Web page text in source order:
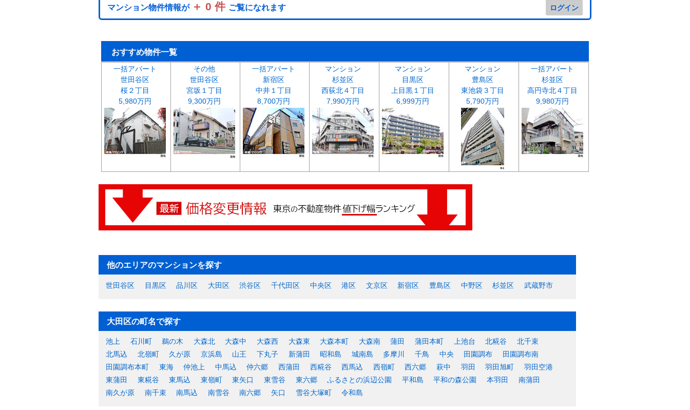
マンション物件情報が ＋ 0 件 ご覧になれます ログイン
おすすめ物件一覧
一括アパート
世田谷区
桜２丁目
5,980万円
その他
世田谷区
宮坂１丁目
9,300万円
一括アパート
新宿区
中井１丁目
8,700万円
マンション
杉並区
西荻北４丁目
7,990万円
マンション
目黒区
上目黒１丁目
6,999万円
マンション
豊島区
東池袋３丁目
5,790万円
一括アパート
杉並区
高円寺北４丁目
9,980万円
他のエリアのマンションを探す
世田谷区 目黒区 品川区 大田区 渋谷区 千代田区 中央区 港区 文京区 新宿区 豊島区 中野区 杉並区 武蔵野市
大田区の町名で探す
池上 石川町 鵜の木 大森北 大森中 大森西 大森東 大森本町 大森南 蒲田 蒲田本町 上池台 北糀谷
北千束
北馬込
北嶺町 久が原 京浜島 山王 下丸子 新蒲田 昭和島 城南島 多摩川 千鳥 中央 田園調布
田園調布南
田園調布本町
東海 仲池上 中馬込 仲六郷 西蒲田 西糀谷 西馬込 西嶺町 西六郷 萩中 羽田 羽田旭町
羽田空港
東蒲田
東糀谷 東馬込 東嶺町 東矢口 東雪谷 東六郷 ふるさとの浜辺公園 平和島 平和の森公園 本羽田
南蒲田
南久が原
南千束 南馬込 南雪谷 南六郷 矢口 雪谷大塚町 令和島